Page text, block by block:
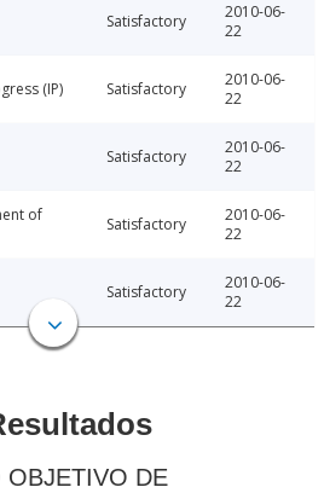
Satisfactory
2010-06-
22
(IP) Satisfactory
2010-06-
22
Satisfactory
2010-06-
22
of
Satisfactory
2010-06-
22
Satisfactory
2010-06-
22
OBJETIVO DE